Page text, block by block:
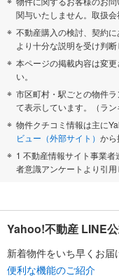
関与いたしません。取扱会
不動産購入の検討、契約
より十分な説明を受け判断
本ページの掲載内容は変
い。
市区町村・駅ごとの物件
て表示しています。（ラン
物件クチコミ情報は主に
ビュー（外部サイト） から
1 不動産情報サイト事業
者意識アンケートより引用
Yahoo!不動産 LINE
新着物件をいち早くお届
便利な機能のご紹介